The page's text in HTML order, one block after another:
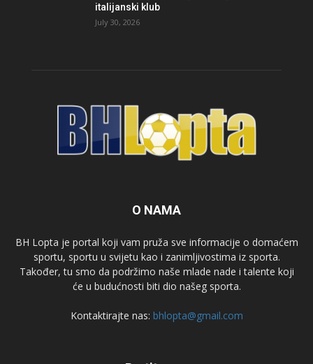
italijanski klub
July 30, 2026
O NAMA
BH Lopta je portal koji vam pruža sve informacije o domaćem
sportu, sportu u svijetu kao i zanimljivostima iz sporta.
Također, tu smo da podržimo naše mlade nade i talente koji
će u budućnosti biti dio našeg sporta.
Kontaktirajte nas: bhlopta@gmail.com